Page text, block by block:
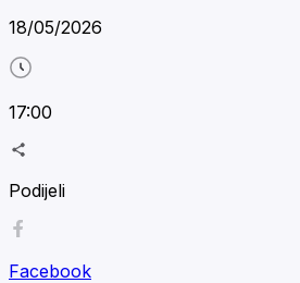
18/05/2026
17:00
Podijeli
Facebook